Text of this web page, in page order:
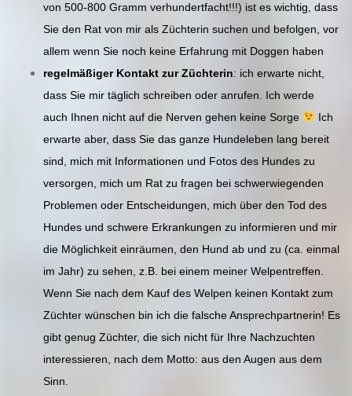
von 500-800 Gramm verhundertfacht!!!) ist es wichtig, dass
Sie den Rat von mir als Züchterin suchen und befolgen, vor
allem wenn Sie noch keine Erfahrung mit Doggen haben
regelmäßiger Kontakt zur Züchterin: ich erwarte nicht,
dass Sie mir täglich schreiben oder anrufen. Ich werde
auch Ihnen nicht auf die Nerven gehen keine Sorge
Ich
erwarte aber, dass Sie das ganze Hundeleben lang bereit
sind, mich mit Informationen und Fotos des Hundes zu
versorgen, mich um Rat zu fragen bei schwerwiegenden
Problemen oder Entscheidungen, mich über den Tod des
Hundes und schwere Erkrankungen zu informieren und mir
die Möglichkeit einräumen, den Hund ab und zu (ca. einmal
im Jahr) zu sehen, z.B. bei einem meiner Welpentreffen.
Wenn Sie nach dem Kauf des Welpen keinen Kontakt zum
Züchter wünschen bin ich die falsche Ansprechpartnerin! Es
gibt genug Züchter, die sich nicht für Ihre Nachzuchten
interessieren, nach dem Motto: aus den Augen aus dem
Sinn.